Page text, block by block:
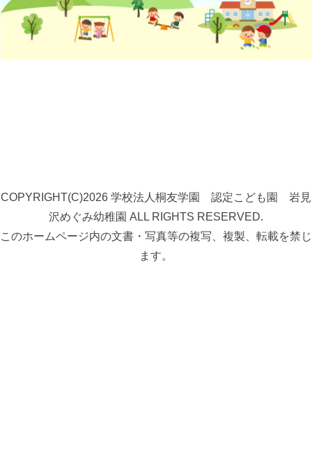
COPYRIGHT(C)2026 学校法人桐友学園 認定こども園 岩見
沢めぐみ幼稚園 ALL RIGHTS RESERVED.
このホームページ内の文書・写真等の複写、複製、転載を禁じ
ます。